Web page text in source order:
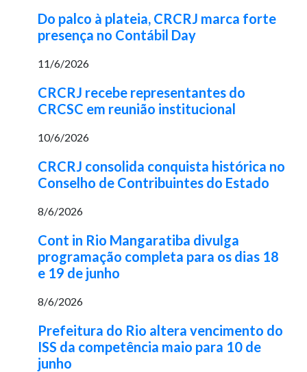
Do palco à plateia, CRCRJ marca forte
presença no Contábil Day
11/6/2026
CRCRJ recebe representantes do
CRCSC em reunião institucional
10/6/2026
CRCRJ consolida conquista histórica no
Conselho de Contribuintes do Estado
8/6/2026
Cont in Rio Mangaratiba divulga
programação completa para os dias 18
e 19 de junho
8/6/2026
Prefeitura do Rio altera vencimento do
ISS da competência maio para 10 de
junho